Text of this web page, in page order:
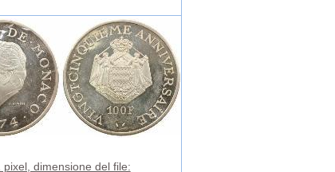
pixel, dimensione del file: